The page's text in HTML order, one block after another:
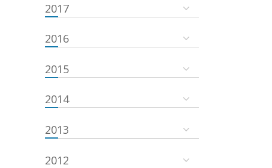
2017
2016
2015
2014
2013
2012